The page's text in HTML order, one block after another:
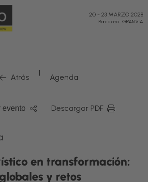
20 - 23 MARZO 2028
Barcelona-GRAN VIA
Atrás | Agenda
evento Descargar PDF
en transformación:
y retos